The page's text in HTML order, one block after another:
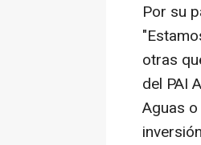
Por su
otras
del PAI
Aguas